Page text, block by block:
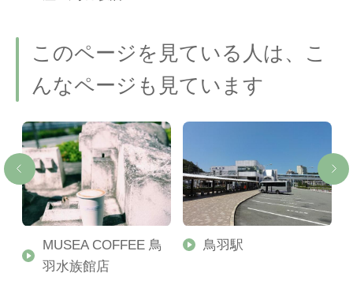
このページを見ている人は、こ
んなページも見ています
MUSEA COFFEE 鳥
羽水族館店
鳥羽駅